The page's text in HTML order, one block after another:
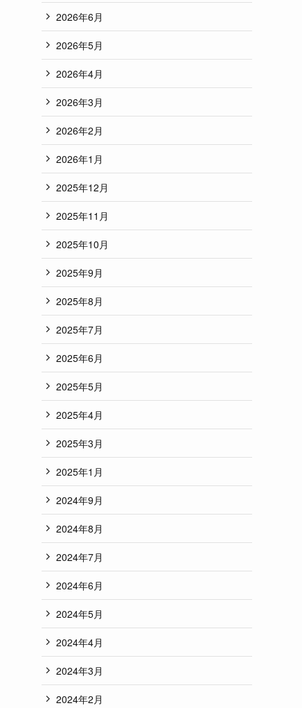
2026年6月
2026年5月
2026年4月
2026年3月
2026年2月
2026年1月
2025年12月
2025年11月
2025年10月
2025年9月
2025年8月
2025年7月
2025年6月
2025年5月
2025年4月
2025年3月
2025年1月
2024年9月
2024年8月
2024年7月
2024年6月
2024年5月
2024年4月
2024年3月
2024年2月